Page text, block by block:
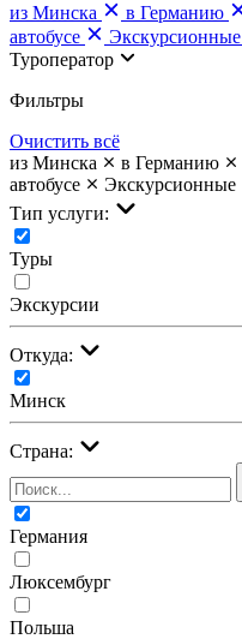
из Минска
в Германию
автобусе
Экскурсионные
Туроператор
Фильтры
Очистить всё
из Минска
в Германию
автобусе
Экскурсионные
Тип услуги:
Туры
Экскурсии
Откуда:
Минск
Страна:
Германия
Люксембург
Польша